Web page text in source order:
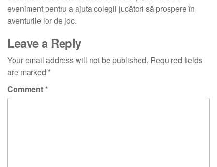
eveniment pentru a ajuta colegii jucători să prospere în
aventurile lor de joc.
Leave a Reply
Your email address will not be published. Required fields
are marked *
Comment*